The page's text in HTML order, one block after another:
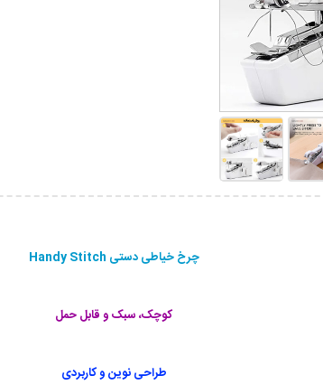
چرخ خیاطی دستی Handy Stitch
کوچک، سبک و قابل حمل
طراحی نوین و کاربردی